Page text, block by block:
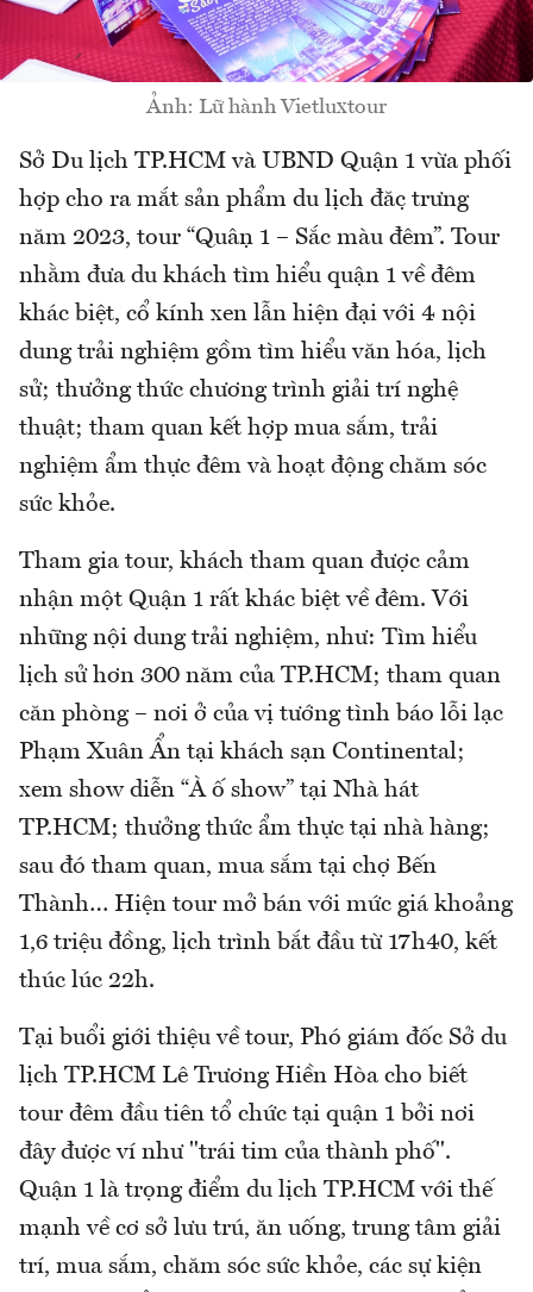
Ảnh: Lữ hành Vietluxtour
Sở Du lịch TP.HCM và UBND Quận 1 vừa phối
hợp cho ra mắt sản phẩm du lịch đặc trưng
năm 2023, tour “Quận 1 – Sắc màu đêm”. Tour
nhằm đưa du khách tìm hiểu quận 1 về đêm
khác biệt, cổ kính xen lẫn hiện đại với 4 nội
dung trải nghiệm gồm tìm hiểu văn hóa, lịch
sử; thưởng thức chương trình giải trí nghệ
thuật; tham quan kết hợp mua sắm, trải
nghiệm ẩm thực đêm và hoạt động chăm sóc
sức khỏe.
Tham gia tour, khách tham quan được cảm
nhận một Quận 1 rất khác biệt về đêm. Với
những nội dung trải nghiệm, như: Tìm hiểu
lịch sử hơn 300 năm của TP.HCM; tham quan
căn phòng – nơi ở của vị tướng tình báo lỗi lạc
Phạm Xuân Ẩn tại khách sạn Continental;
xem show diễn “À ố show” tại Nhà hát
TP.HCM; thưởng thức ẩm thực tại nhà hàng;
sau đó tham quan, mua sắm tại chợ Bến
Thành… Hiện tour mở bán với mức giá khoảng
1,6 triệu đồng, lịch trình bắt đầu từ 17h40, kết
thúc lúc 22h.
Tại buổi giới thiệu về tour, Phó giám đốc Sở du
lịch TP.HCM Lê Trương Hiền Hòa cho biết
tour đêm đầu tiên tổ chức tại quận 1 bởi nơi
đây được ví như "trái tim của thành phố".
Quận 1 là trọng điểm du lịch TP.HCM với thế
mạnh về cơ sở lưu trú, ăn uống, trung tâm giải
trí, mua sắm, chăm sóc sức khỏe, các sự kiện